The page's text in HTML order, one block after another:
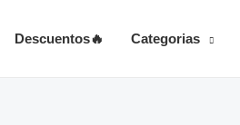
Descuentos🔥 Categorias